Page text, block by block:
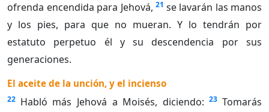
ofrenda encendida para Jehová, 21 se lavarán las manos
y los pies, para que no mueran. Y lo tendrán por
estatuto perpetuo él y su descendencia por sus
generaciones.
El aceite de la unción, y el incienso
22 Habló más Jehová a Moisés, diciendo: 23 Tomarás